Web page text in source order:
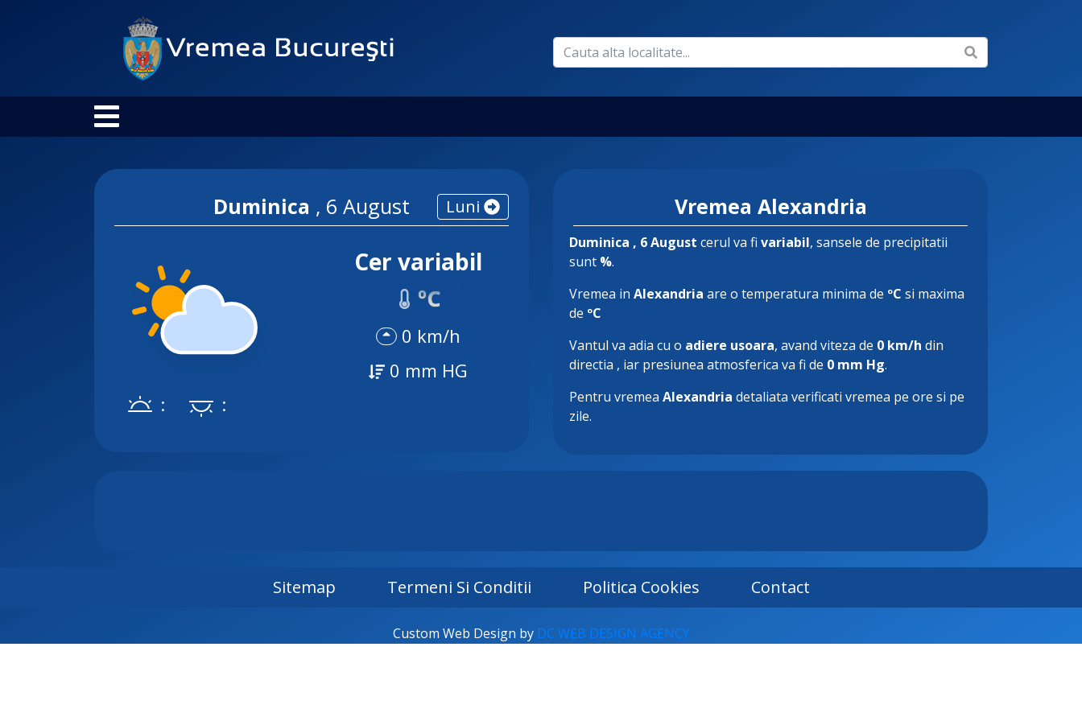
Duminica , 6 August Luni
Cer variabil
ºC
0 km/h
0 mm HG
:
:
Vremea Alexandria
Duminica , 6 August cerul va fi variabil, sansele de precipitatii
sunt %.
Vremea in Alexandria are o temperatura minima de ºC si maxima
de ºC
Vantul va adia cu o adiere usoara, avand viteza de 0 km/h din
directia , iar presiunea atmosferica va fi de 0 mm Hg.
Pentru vremea Alexandria detaliata verificati vremea pe ore si pe
zile.
Sitemap Termeni Si Conditii Politica Cookies Contact
Custom Web Design by DC WEB DESIGN AGENCY